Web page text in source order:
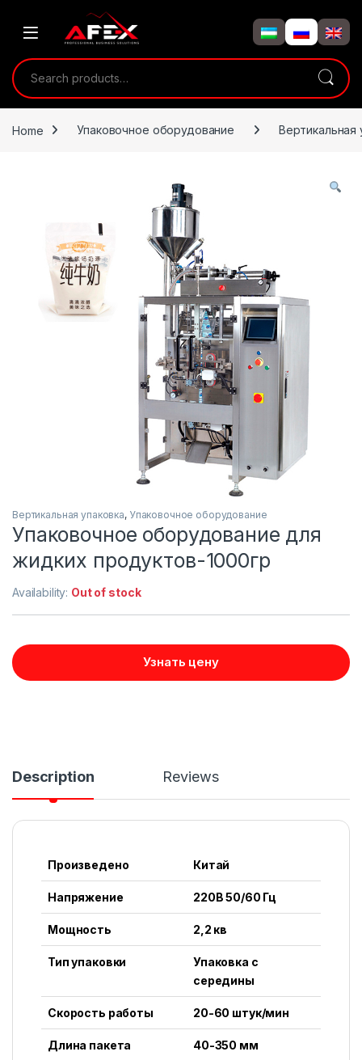
Search for:
Home Упаковочное оборудование Вертикальная
Вертикальная упаковка, Упаковочное оборудование
Упаковочное оборудование для
жидких продуктов-1000гр
Availability: Out of stock
Узнать цену
Description Reviews
Произведено Китай
Напряжение 220В 50/60 Гц
Мощность 2,2 кв
Тип упаковки
Упаковка с
середины
Скорость работы 20-60 штук/мин
Длина пакета 40-350 мм